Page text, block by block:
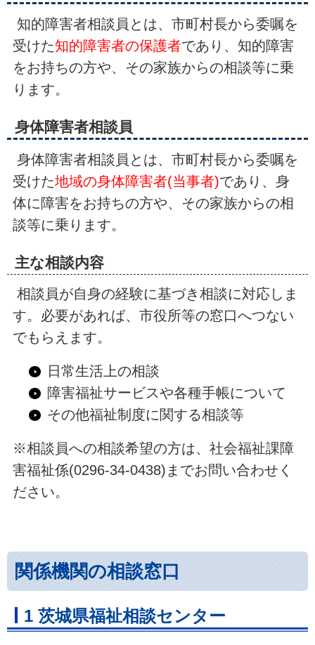
知的障害者相談員とは、市町村長から委嘱を
受けた知的障害者の保護者であり、知的障害
をお持ちの方や、その家族からの相談等に乗
ります。
身体障害者相談員
身体障害者相談員とは、市町村長から委嘱を
受けた地域の身体障害者(当事者)であり、身
体に障害をお持ちの方や、その家族からの相
談等に乗ります。
主な相談内容
相談員が自身の経験に基づき相談に対応しま
す。必要があれば、市役所等の窓口へつない
でもらえます。
日常生活上の相談
障害福祉サービスや各種手帳について
その他福祉制度に関する相談等
※相談員への相談希望の方は、社会福祉課障
害福祉係(0296-34-0438)までお問い合わせく
ださい。
関係機関の相談窓口
1 茨城県福祉相談センター